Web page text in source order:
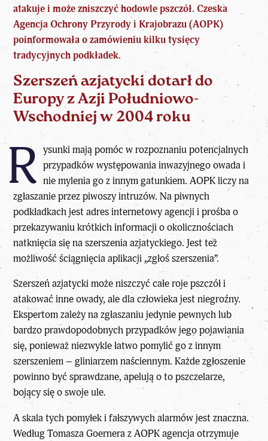
atakuje i może zniszczyć hodowlepszczół. Czeska
Agencja Ochrony Przyrody i Krajobrazu (AOPK)
poinformowała o zamówieniu kilku tysięcy
tradycyjnych podkładek.
Szerszeń azjatycki dotarł do
Europy z Azji Południowo-
Wschodniej w 2004 roku
R ysunki mają pomóc w rozpoznaniu potencjalnych
przypadków występowania inwazyjnegoowadai
nie mylenia go z innym gatunkiem. AOPK liczy na
zgłaszanie przez piwoszy intruzów. Na piwnych
podkładkach jest adres internetowy agencji i prośba o
przekazywaniu krótkich informacji o okolicznościach
natknięcia się na szerszenia azjatyckiego. Jest też
możliwość ściągnięcia aplikacji „zgłoś szerszenia”.
Szerszeń azjatycki może niszczyć całe rojepszczółi
atakować inne owady, ale dla człowieka jest niegroźny.
Ekspertom zależy na zgłaszaniu jedynie pewnych lub
bardzo prawdopodobnych przypadków jego pojawiania
się, ponieważ niezwykle łatwo pomylić go z innym
szerszeniem – gliniarzem naściennym. Każde zgłoszenie
powinno być sprawdzane, apelują o to pszczelarze,
bojący się o swoje ule.
A skala tych pomyłek i fałszywych alarmów jest znaczna.
Według Tomasza Goernera z AOPK agencja otrzymuje